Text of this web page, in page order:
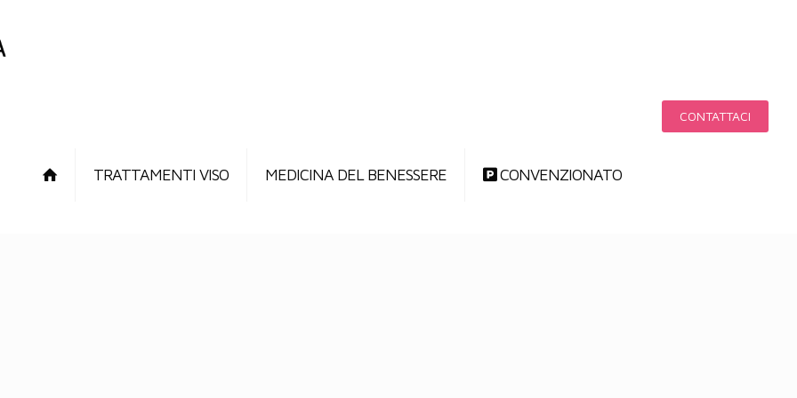
TRATTAMENTI VISO MEDICINA DEL BENESSERE CONVENZIONATO
CONTATTACI